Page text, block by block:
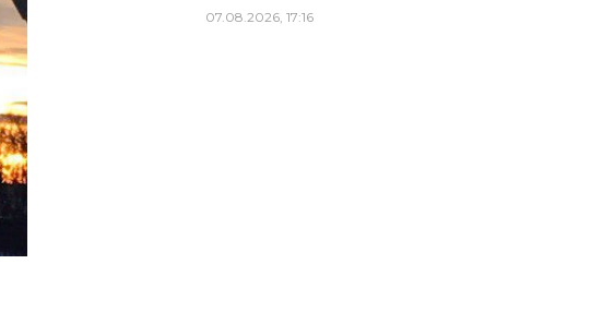
07.08.2026, 17:16